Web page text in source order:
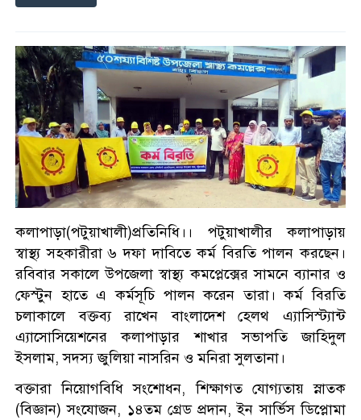
কলাপাড়া(পটুয়াখালী)প্রতিনিধি।। পটুয়াখালীর কলাপাড়ায়
স্বাস্থ্য সহকারীরা ৬ দফা দাবিতে কর্ম বিরতি পালন করছেন।
রবিবার সকালে উপজেলা স্বাস্থ্য কমপ্লেক্সের সামনে ব্যানার ও
ফেস্টুন হাতে এ কর্মসূচি পালন করেন তারা। কর্ম বিরতি
চলাকালে বক্তব্য রাখেন বাংলাদেশ হেলথ এ্যাসিস্ট্যান্ট
এ্যাসোসিয়েশনের কলাপাড়ার শাখার সভাপতি জাহিদুল
ইসলাম, সদস্য জুলিয়া নাসরিন ও মনিরা সুলতানা।
বক্তারা নিয়োগবিধি সংশোধন, শিক্ষাগত যোগ্যতায় স্নাতক
(বিজ্ঞান) সংযোজন, ১৪তম গ্রেড প্রদান, ইন সার্ভিস ডিপ্লোমা